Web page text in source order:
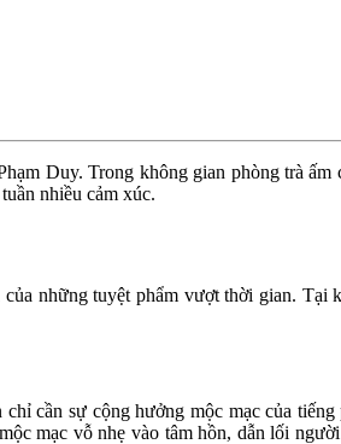
Duy. Trong không gian phòng trà
nhiều cảm xúc.
những tuyệt phẩm vượt thời gian. Tại
cần sự cộng hưởng mộc mạc của tiếng
mạc vỗ nhẹ vào tâm hồn, dẫn lối